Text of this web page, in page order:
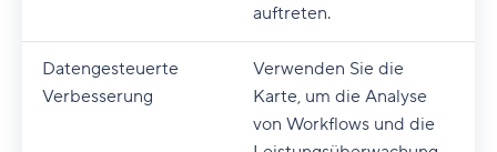
auftreten.
Datengesteuerte
Verbesserung
Verwenden Sie die
Karte, um die Analyse
von Workflows und die